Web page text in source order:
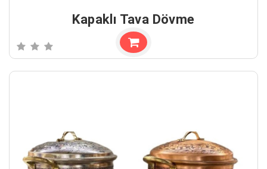
Kapaklı Tava Dövme